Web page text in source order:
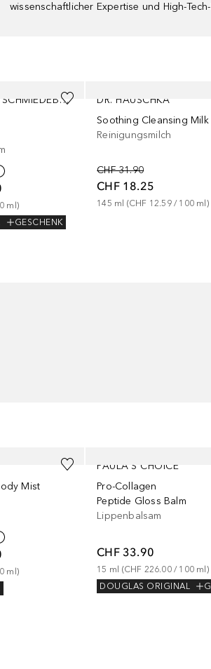
wissenschaftlicher Expertise und High-
DR. SUSANNE VON SCHMIEDEBERG
ml )
GESCHENK
DR. HAUSCHKA
Soothing Cleansing Milk
Reinigungsmilch
CHF 31.90
CHF 18.25
145 ml (CHF 12.59 / 100 ml )
Mist
ml )
PAULA'S CHOICE
Pro-Collagen
Peptide Gloss Balm
Lippenbalsam
CHF 33.90
15 ml (CHF 226.00 / 100 ml )
DOUGLAS ORIGINAL